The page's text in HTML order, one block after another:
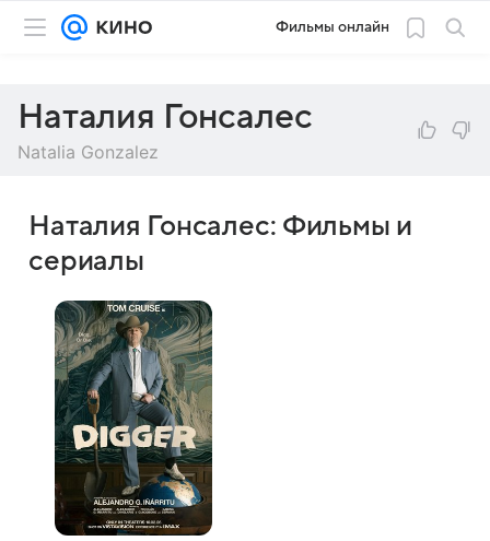
Фильмы онлайн
Наталия Гонсалес
Natalia Gonzalez
Наталия Гонсалес: Фильмы и
сериалы